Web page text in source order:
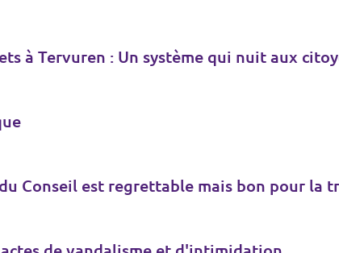
à Tervuren : Un système qui nuit aux
Conseil est regrettable mais bon pour la